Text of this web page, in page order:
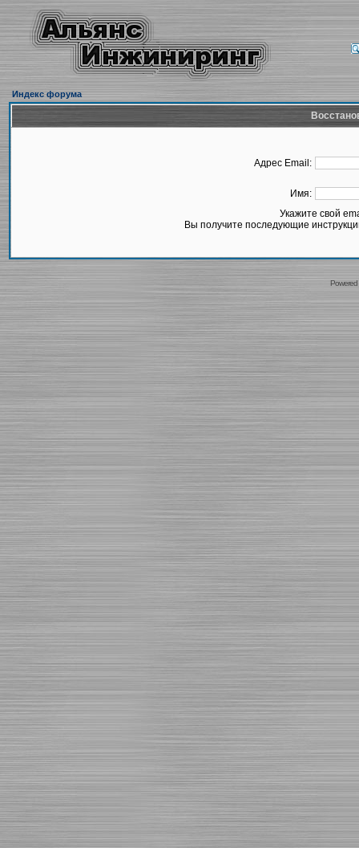
Индекс форума
Адрес Email:
Имя:
Укажите свой
Вы получите последующие